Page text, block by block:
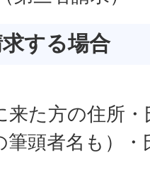
する場合
来た方の住所
筆頭者名も）